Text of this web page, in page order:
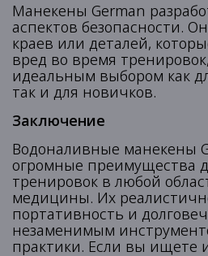
Манекены German
аспектов безопасности.
краев или деталей,
вред во время
идеальным выбором как
так и для новичков.
Заключение
Водоналивные манекены
огромные преимущества
тренировок в любой
медицины. Их
портативность и
незаменимым
практики. Если вы ищете